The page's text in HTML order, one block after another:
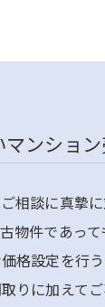
ンショ
相談に真摯
物件であっ
格設定を行
りに加えて